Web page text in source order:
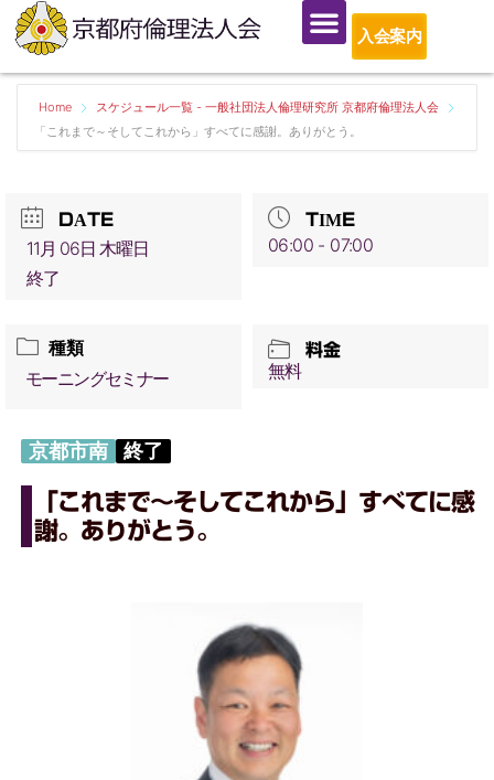
入会案内
Home
スケジュール一覧 - 一般社団法人倫理研究所 京都府倫理法人会
「これまで～そしてこれから」すべてに感謝。ありがとう。
DATE
11月 06日 木曜日
終了
TIME
06:00 - 07:00
種類
モーニングセミナー
料金
無料
京都市南 終了
「これまで～そしてこれから」すべてに感
謝。ありがとう。